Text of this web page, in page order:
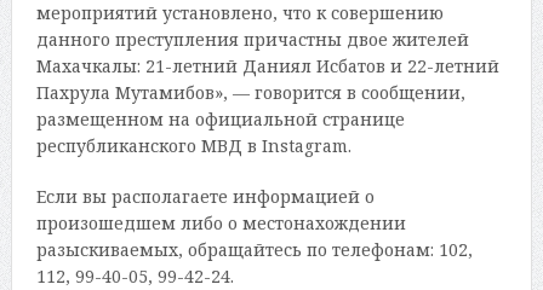
мероприятий установлено, что к совершению
данного преступления причастны двое жителей
Махачкалы: 21-летний Даниял Исбатов и 22-летний
Пахрула Мутамибов», — говорится в сообщении,
размещенном на официальной странице
республиканского МВД в Instagram.
Если вы располагаете информацией о
произошедшем либо о местонахождении
разыскиваемых, обращайтесь по телефонам: 102,
112, 99-40-05, 99-42-24.